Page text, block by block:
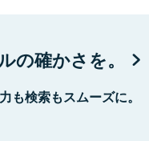
の確かさを。
も検索もスムーズに。